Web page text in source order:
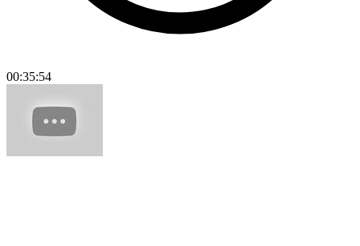
00:35:54